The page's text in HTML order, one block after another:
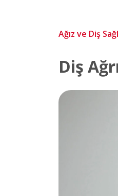
Ağız ve Diş
Diş